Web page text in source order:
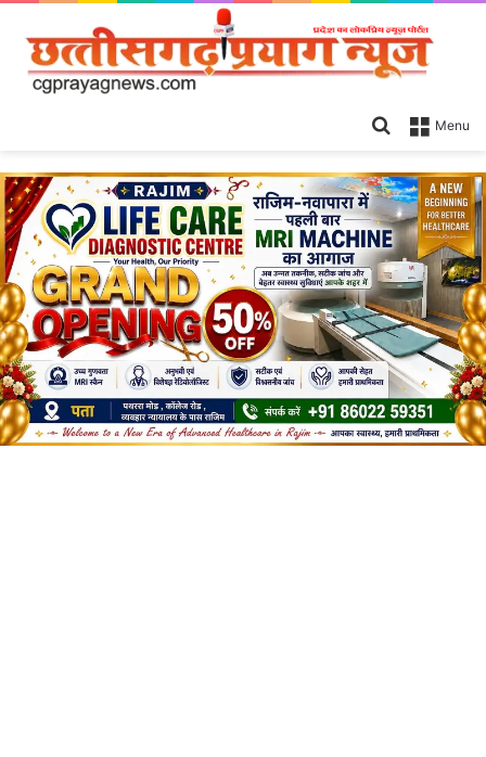
Menu
Search